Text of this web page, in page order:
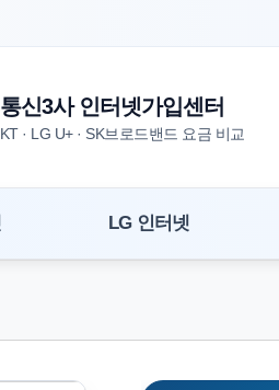
통신3사 인터넷가입센터
KT · LG U+ · SK브로드밴드 요금 비교
LG 인터넷